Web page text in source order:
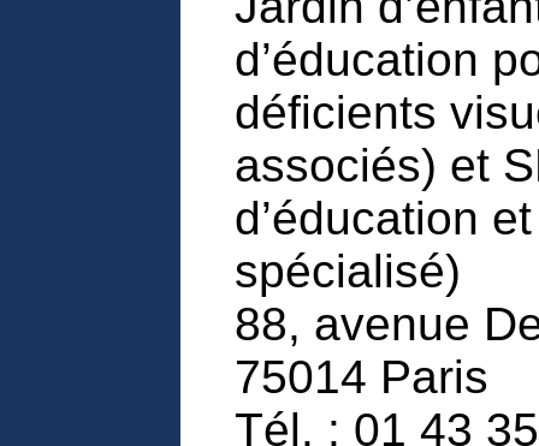
d’éducation
déficients
associés) et
d’éducation
spécialisé)
88, avenue
75014 Paris
Tél. : 01 43